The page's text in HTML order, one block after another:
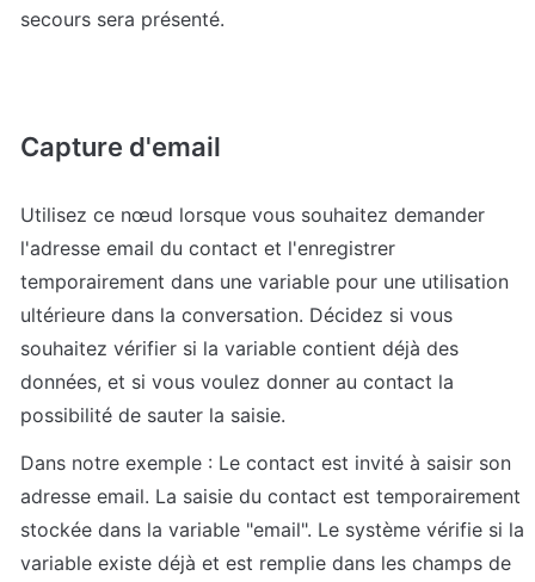
secours sera présenté.
Capture d'email
Utilisez ce nœud lorsque vous souhaitez demander
l'adresse email du contact et l'enregistrer
temporairement dans une variable pour une utilisation
ultérieure dans la conversation. Décidez si vous
souhaitez vérifier si la variable contient déjà des
données, et si vous voulez donner au contact la
possibilité de sauter la saisie.
Dans notre exemple : Le contact est invité à saisir son
adresse email. La saisie du contact est temporairement
stockée dans la variable "email". Le système vérifie si la
variable existe déjà et est remplie dans les champs de